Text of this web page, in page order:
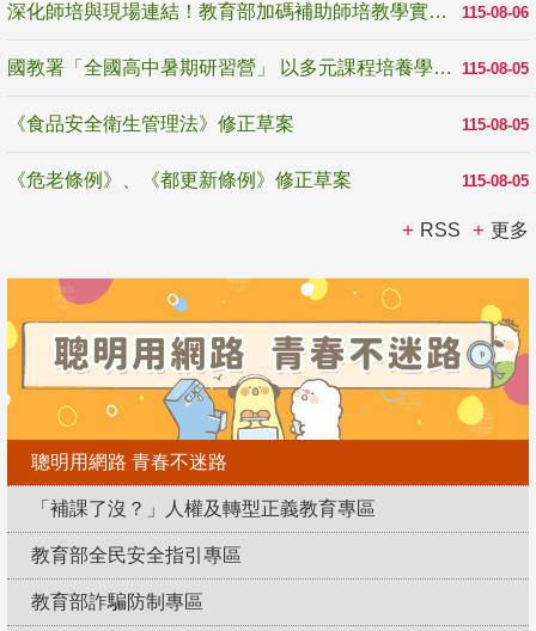
115-08-06
深化師培與現場連結！教育部加碼補助師培教學實踐研究 10月師培國際研討會交流教學實踐經驗
115-08-05
國教署「全國高中暑期研習營」 以多元課程培養學生瞭解誠信專業與倫理價值
115-08-05
《食品安全衛生管理法》修正草案
115-08-05
《危老條例》、《都更新條例》修正草案
RSS 更多
聰明用網路 青春不迷路
「補課了沒？」人權及轉型正義教育專區
教育部全民安全指引專區
教育部詐騙防制專區